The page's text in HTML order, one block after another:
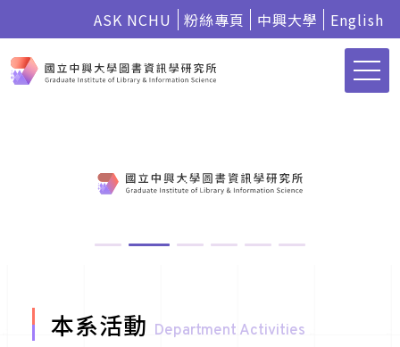
ASK NCHU 粉絲專頁 中興大學 English
本系活動 Department Activities